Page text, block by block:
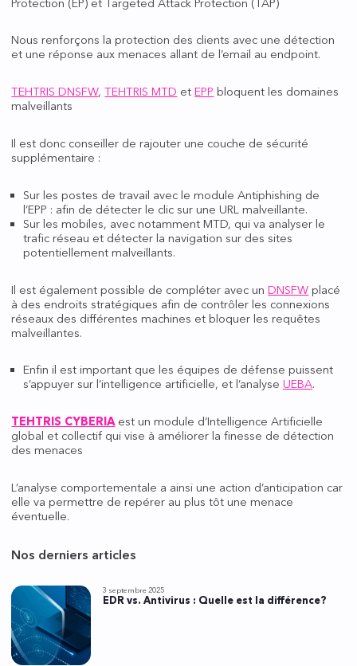
Protection (EP) et Targeted Attack Protection (TAP)
Nous renforçons la protection des clients avec une détection
et une réponse aux menaces allant de l’email au endpoint.
TEHTRIS DNSFW,TEHTRIS MTD etEPP bloquent les domaines
malveillants
Il est donc conseiller de rajouter une couche de sécurité
supplémentaire :
Sur les postes de travail avec le module Antiphishing de
l’EPP : afin de détecter le clic sur une URL malveillante.
Sur les mobiles, avec notamment MTD, qui va analyser le
trafic réseau et détecter la navigation sur des sites
potentiellement malveillants.
Il est également possible de compléter avec unDNSFW placé
à des endroits stratégiques afin de contrôler les connexions
réseaux des différentes machines et bloquer les requêtes
malveillantes.
Enfin il est important que les équipes de défense puissent
s’appuyer sur l’intelligence artificielle, et l’analyse UEBA.
TEHTRIS CYBERIAest un module d’Intelligence Artificielle
global et collectif qui vise à améliorer la finesse de détection
des menaces
L’analyse comportementale a ainsi une action d’anticipation car
elle va permettre de repérer au plus tôt une menace
éventuelle.
Nos derniers articles
3 septembre 2025
EDR vs. Antivirus : Quelle est la différence?